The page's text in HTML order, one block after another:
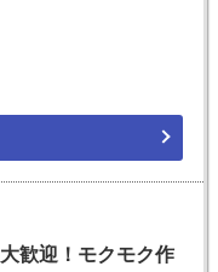
歓迎！モクモク作